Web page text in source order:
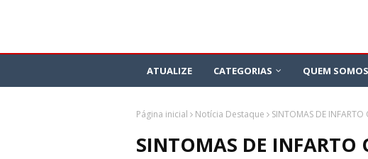
ATUALIZE CATEGORIAS QUEM SOMOS
Página inicial Notícia Destaque SINTOMAS DE
SINTOMAS DE INFARTO